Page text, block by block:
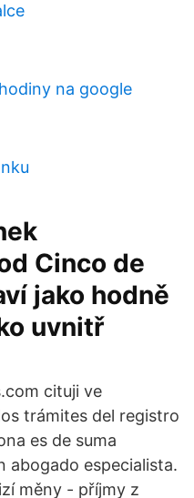
na google
Cinco de
jako hodně
uvnitř
cituji ve
trámites del registro
es de suma
abogado especialista.
měny - příjmy z